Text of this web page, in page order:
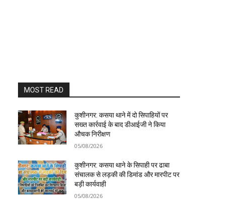
MOST READ
कुशीनगर: कसया थाने में दो सिपाहियों पर
सख्त कार्रवाई के बाद डीआईजी ने किया
औचक निरीक्षण
05/08/2026
कुशीनगर: कसया थाने के सिपाही पर ढाबा
संचालक से लड़की की डिमांड और मारपीट पर
बड़ी कार्यवाही
05/08/2026